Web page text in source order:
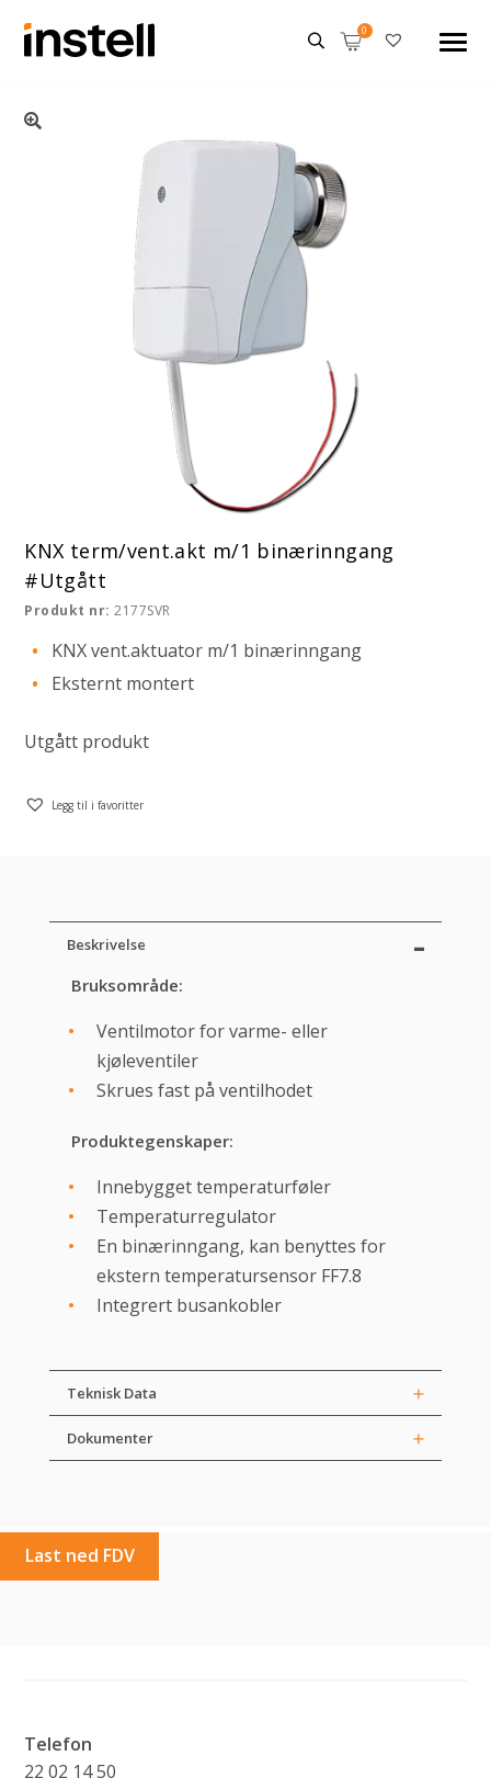
KNX term/vent.akt m/1 binærinngang
#Utgått
Produkt nr:2177SVR
KNX vent.aktuator m/1 binærinngang
Eksternt montert
Utgått produkt
Legg til i favoritter
Beskrivelse
Bruksområde:
Ventilmotor for varme- eller
kjøleventiler
Skrues fast på ventilhodet
Produktegenskaper:
Innebygget temperaturføler
Temperaturregulator
En binærinngang, kan benyttes for
ekstern temperatursensor FF7.8
Integrert busankobler
Teknisk Data
Dokumenter
Last ned FDV
Telefon
22 02 14 50